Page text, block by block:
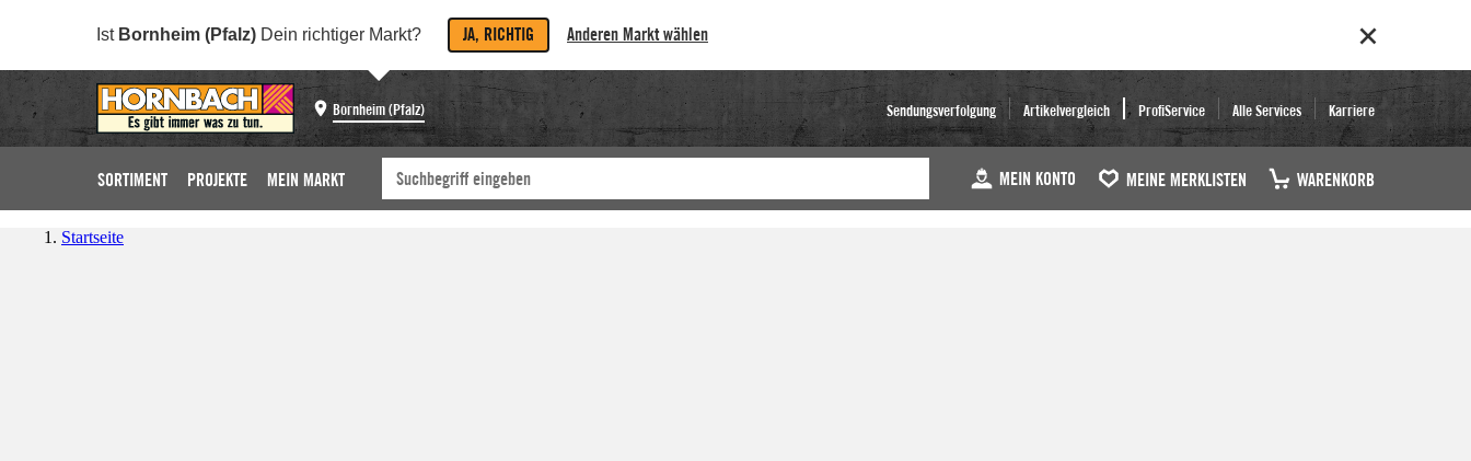
Ist Bornheim (Pfalz) Dein richtiger Markt? JA, RICHTIG Anderen Markt wählen
Bornheim (Pfalz) Sendungsverfolgung Artikelvergleich ProfiService Alle Services Karriere
SORTIMENT PROJEKTE MEIN MARKT MEIN KONTO MEINE MERKLISTEN WARENKORB
Startseite